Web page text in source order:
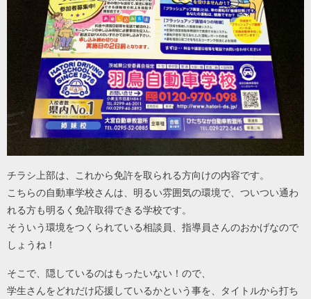
チラシ上部は、これから免許を取られる方向けの内容です。
こちらの自動車学校さんは、明るい雰囲気の環境で、ついつい通わ
れる方も明るく免許取得できる学校です。
そういう環境をつくられている相談員、指導員さんのおかげなので
しょうね！
そこで、隠しているのはもったいない！ので、
学生さんをどれだけ応援しているかという事を、タイトルから打ち